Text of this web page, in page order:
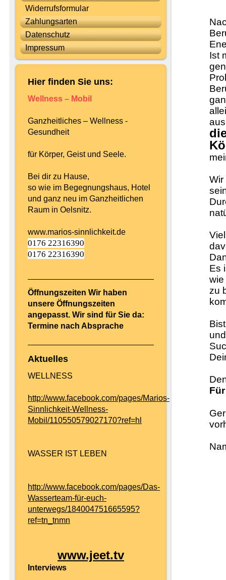
Widerrufsformular
Zahlungsarten
Datenschutz
Impressum
Hier finden Sie uns:
Wellness – Mobil
Ganzheitliches – Wellness -
Gesundheit
für Körper, Geist und Seele.
Bei dir zu Hause,
so wie im Begegnungshaus, Hotel
und ganz neu im Ganzheitlichen
Raum in Oelsnitz.
www.marios-sinnlichkeit.de
0176 22316390
0176 22316390
Öffnungszeiten Wir haben
unsere Öffnungszeiten
angepasst. Wir sind für Sie da:
Termine nach Absprache
Aktuelles
WELLNESS
http://www.facebook.com/pages/Marios-
Sinnlichkeit-Wellness-
Mobil/110550579027170?ref=hl
WASSER IST LEBEN
http://www.facebook.com/pages/Das-
Wasserteam-für-euch-
unterwegs/184004751665595?
ref=tn_tnmn
www.jeet.tv
Interviews
Ist
Wir
Es
wie
zu